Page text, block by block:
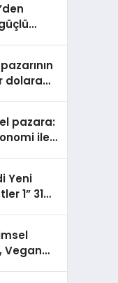
dolara
pazara:
ile
Yeni
1” 31
Vegan